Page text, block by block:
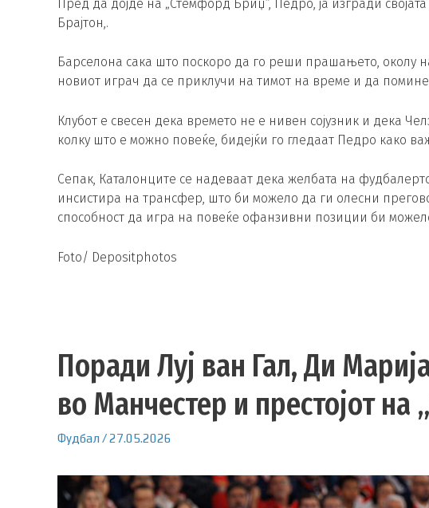
Пред да дојде на „Стемфорд Бриџ“, Педро, ја изгради
Брајтон,.
Барселона сака што поскоро да го реши прашањето, околу
новиот играч да се приклучи на тимот на време и да
Клубот е свесен дека времето не е нивен сојузник и дека
колку што е можно повеќе, бидејќи го гледаат Педро како
Сепак, Каталонците се надеваат дека желбата на
инсистира на трансфер, што би можело да ги олесни
способност да игра на повеќе офанзивни позиции би
Foto/ Depositphotos
Поради Луј ван Гал, Ди
во Манчестер и престојот
Фудбал /27.05.2026